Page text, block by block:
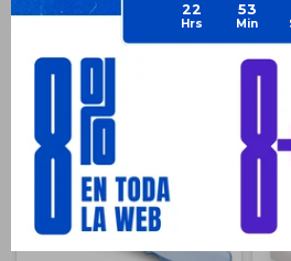
22 53
Productos que te